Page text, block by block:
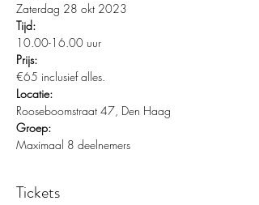
Zaterdag 28 okt 2023
Tijd:
10.00-16.00 uur
Prijs:
€65 inclusief alles.
Locatie:
Rooseboomstraat 47, Den Haag
Groep:
Maximaal 8 deelnemers
Tickets